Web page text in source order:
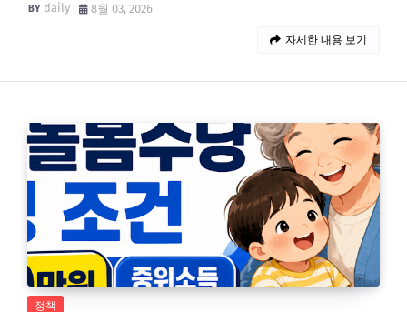
daily
8월 03, 2026
자세한 내용 보기
정책